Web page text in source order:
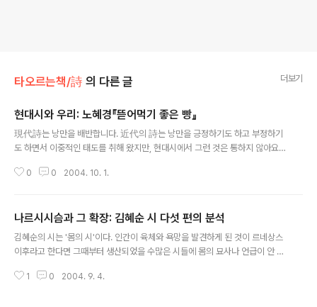
타오르는책/詩 의 다른 글 더보기
현대시와 우리: 노혜경『뜯어먹기 좋은 빵』
現代詩는 낭만을 배반합니다. 近代의 詩는 낭만을 긍정하기도 하고 부정하기
도 하면서 이중적인 태도를 취해 왔지만, 현대시에서 그런 것은 통하지 않아요.
기는 어렵지 않습니다. 낭만, 즉 로망roman이란 말은, 사실 불어에서는 소설,
지도 않고 거저 잡지의 표지처럼 통속"한 것일까요? 어떤 의미에서 나는, 이 대
목에서 인환에게 박수치고 싶습니다. 그러나 인환은 그렇다면 이미 시인은 아닙
니다. 詩는 새로운 삶을 만들어야 하는 것입니다. 혁.명.시.란 419, 518, 1789..
0 0 2004. 10. 1.
나르시시슴과 그 확장: 김혜순 시 다섯 편의 분석
김혜순의 시는 '몸의 시'이다. 인간이 육체와 욕망을 발견하게 된 것이 르네상스
이후라고 한다면 그때부터 생산되었을 수많은 시들에 몸의 묘사나 언급이 안 나
서이다. 대개의 경우, 시에서 나타나는 몸은 주체이거나 대상이다. 1인칭의 몸이
1 0 2004. 9. 4.